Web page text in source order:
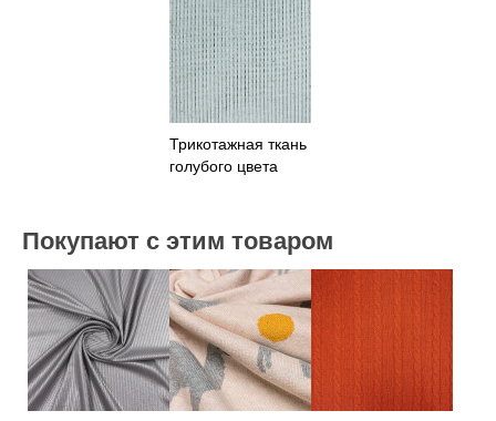
Трикотажная ткань
голубого цвета
Покупают с этим товаром